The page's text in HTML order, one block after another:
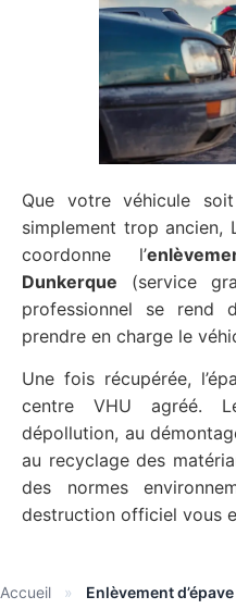
Que votre véhicule
simplement trop ancien,
coordonne l’
Dunkerque (service
professionnel se rend
prendre en charge le
Une fois récupérée,
centre VHU agréé.
dépollution, au
au recyclage des
des normes
destruction officiel vous
Accueil » Enlèvement